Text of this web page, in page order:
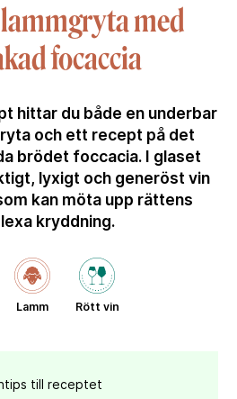
med
focaccia
hittar du både en underbar
och ett recept på det
brödet foccacia. I glaset
lyxigt och generöst vin
kan möta upp rättens
kryddning.
Lamm Rött vin
till receptet